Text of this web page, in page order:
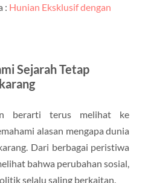
: Hunian Eksklusif dengan
Sejarah Tetap
berarti terus melihat ke
alasan mengapa dunia
Dari berbagai peristiwa
bahwa perubahan sosial,
selalu saling berkaitan.